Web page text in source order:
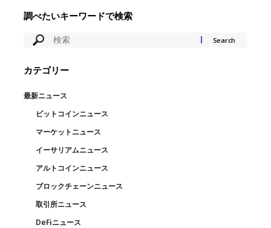
調べたいキーワードで検索
カテゴリー
最新ニュース
ビットコインニュース
マーケットニュース
イーサリアムニュース
アルトコインニュース
ブロックチェーンニュース
取引所ニュース
DeFiニュース